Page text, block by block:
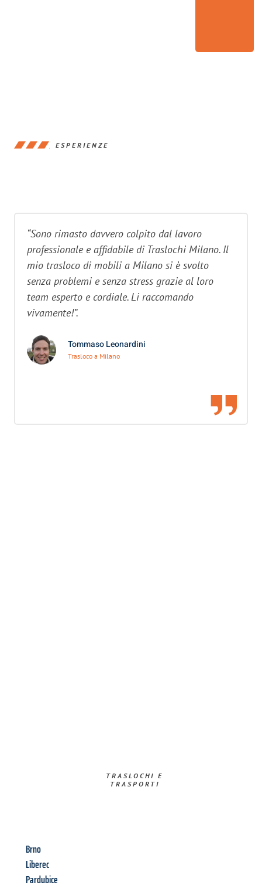
ESPERIENZE
“Sono rimasto davvero colpito dal lavoro
professionale e affidabile di Traslochi Milano. Il
mio trasloco di mobili a Milano si è svolto
senza problemi e senza stress grazie al loro
team esperto e cordiale. Li raccomando
vivamente!”.
Tommaso Leonardini
Trasloco a Milano
TRASLOCHI E
TRASPORTI​
Brno
Liberec
Pardubice